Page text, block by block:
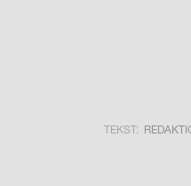
TEKST: